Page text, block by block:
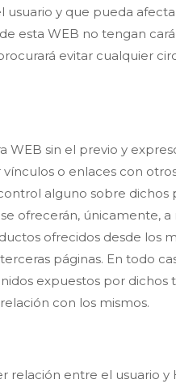
y que pueda
esta WEB no tengan
evitar cualquier
sin el previo y
o enlaces con
alguno sobre
ofrecerán, únicamente,
ofrecidos desde los
páginas. En todo
expuestos por
con los mismos.
entre el usuario y